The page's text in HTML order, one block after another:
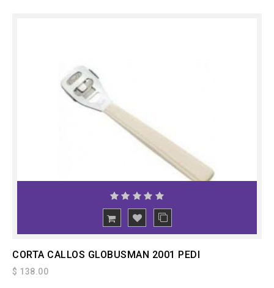
CORTA CALLOS GLOBUSMAN 2001 PEDI
$ 138.00